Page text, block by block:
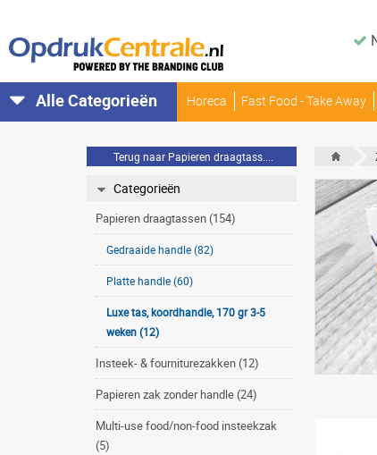
Horeca Fast Food - Take Away
Alle Categorieën
Terug naar Papieren draagtass....
Categorieën
Papieren draagtassen (154)
Gedraaide handle (82)
Platte handle (60)
Luxe tas, koordhandle, 170 gr 3-5
weken (12)
Insteek- & fourniturezakken (12)
Papieren zak zonder handle (24)
Multi-use food/non-food insteekzak
(5)